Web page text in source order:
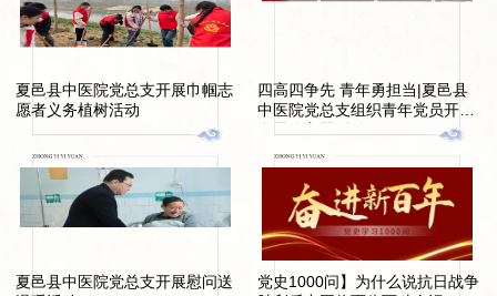
壶济世、仁心仁术的善良医师，为全县人民群众的健康保驾护航！
夏邑县中医院党总支开展巾帼志
愿者义务植树活动
四高四争先 青年勇担当|夏邑县
中医院党总支组织青年党员开展
学雷锋主题活动
夏邑县中医院党总支开展慰问送
党史1000问】为什么说抗日战争